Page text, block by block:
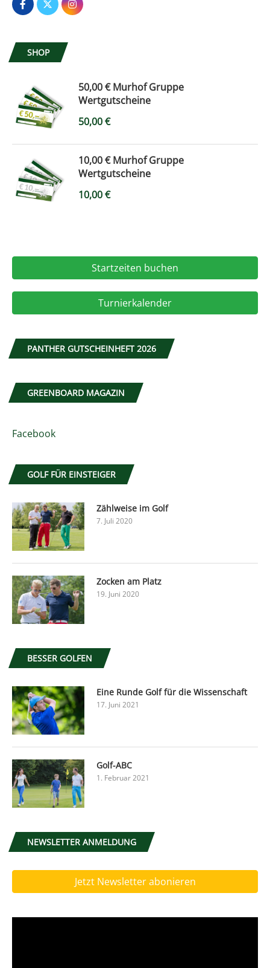
SHOP
50,00 € Murhof Gruppe
Wertgutscheine
50,00€
10,00 € Murhof Gruppe
Wertgutscheine
10,00€
Startzeiten buchen
Turnierkalender
PANTHER GUTSCHEINHEFT 2026
GREENBOARD MAGAZIN
Facebook
GOLF FÜR EINSTEIGER
Zählweise im Golf
7. Juli 2020
Zocken am Platz
19. Juni 2020
BESSER GOLFEN
Eine Runde Golf für die Wissenschaft
17. Juni 2021
Golf-ABC
1. Februar 2021
NEWSLETTER ANMELDUNG
Jetzt Newsletter abonieren